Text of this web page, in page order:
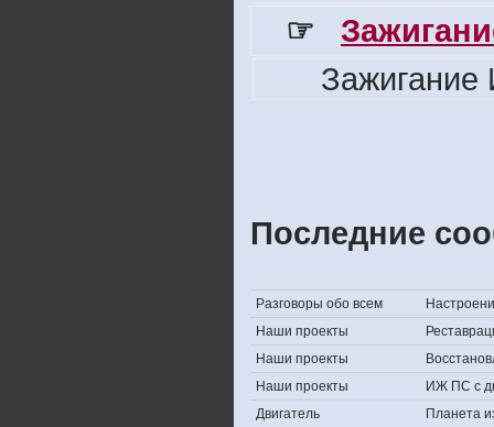
☞
Последние
Разговоры обо всем
Наши проекты
Наши проекты
Наши проекты
ИЖ ПС с
Двигатель
Планета